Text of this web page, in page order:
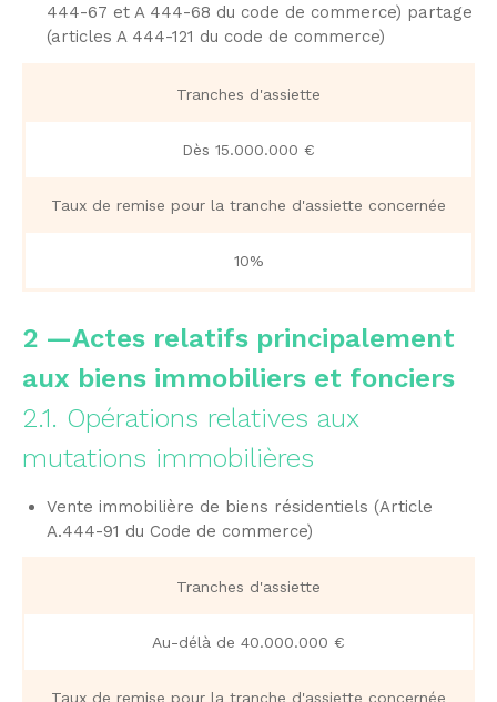
444-67 et A 444-68 du code de commerce) partage
(articles A 444-121 du code de commerce)
Tranches d'assiette
Dès 15.000.000 €​
Taux de remise pour la tranche d'assiette concernée
10%
2 —Actes relatifs principalement
aux biens immobiliers et fonciers
2.1. Opérations relatives aux
mutations immobilières
Vente immobilière de biens résidentiels (Article
A.444-91 du Code de commerce)
Tranches d'assiette
Au-délà de 40.000.000 €
Taux de remise pour la tranche d'assiette concernée